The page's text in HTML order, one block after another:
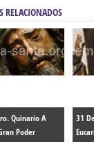
RELACIONADOS
Quinario A
Poder
31